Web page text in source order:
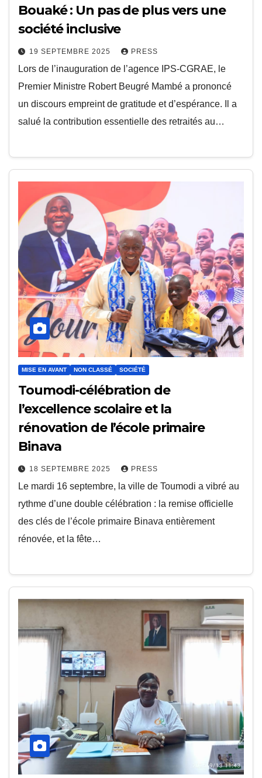
Bouaké : Un pas de plus vers une
société inclusive
19 SEPTEMBRE 2025 PRESS
Lors de l’inauguration de l’agence IPS-CGRAE, le
Premier Ministre Robert Beugré Mambé a prononcé
un discours empreint de gratitude et d’espérance. Il a
salué la contribution essentielle des retraités au…
MISE EN AVANT NON CLASSÉ SOCIÉTÉ
Toumodi-célébration de
l’excellence scolaire et la
rénovation de l’école primaire
Binava
18 SEPTEMBRE 2025 PRESS
Le mardi 16 septembre, la ville de Toumodi a vibré au
rythme d’une double célébration : la remise officielle
des clés de l’école primaire Binava entièrement
rénovée, et la fête…